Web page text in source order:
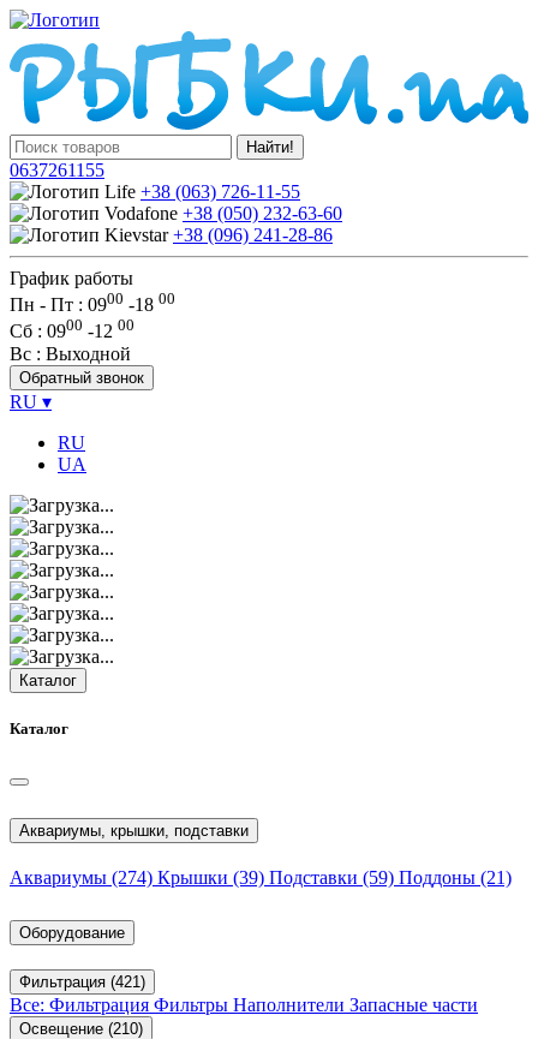
Найти!
0637261155
+38 (063) 726-11-55
+38 (050) 232-63-60
+38 (096) 241-28-86
График работы
Пн - Пт : 0900 -18 00
Сб : 0900 -12 00
Вс : Выходной
Обратный звонок
RU ▾
RU
UA
Каталог
Каталог
Аквариумы, крышки, подставки
Аквариумы (274) Крышки (39) Подставки (59) Поддоны (21)
Оборудование
Фильтрация (421)
Все: Фильтрация Фильтры Наполнители Запасные части
Освещение (210)